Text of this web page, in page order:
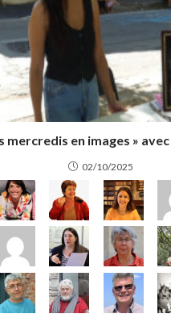
mercredis en images »
02/10/2025